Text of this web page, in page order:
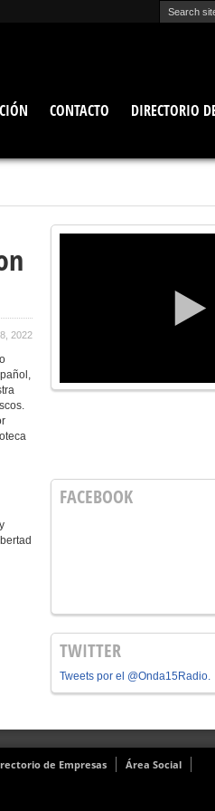
CONTACTO
DIRECTORIO
2022
FACEBOOK
TWITTER
Tweets por el @Onda15Radio.
de Empresas
Área Social